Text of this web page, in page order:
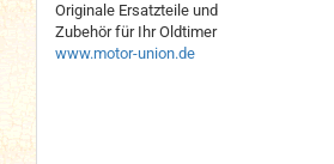
Originale Ersatzteile und
Zubehör für Ihr Oldtimer
www.motor-union.de